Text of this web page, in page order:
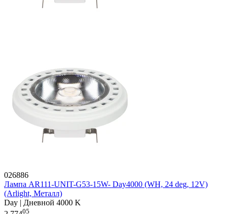
026886
Лампа AR111-UNIT-G53-15W- Day4000 (WH, 24 deg, 12V)
(Arlight, Металл)
Day | Дневной 4000 K
05